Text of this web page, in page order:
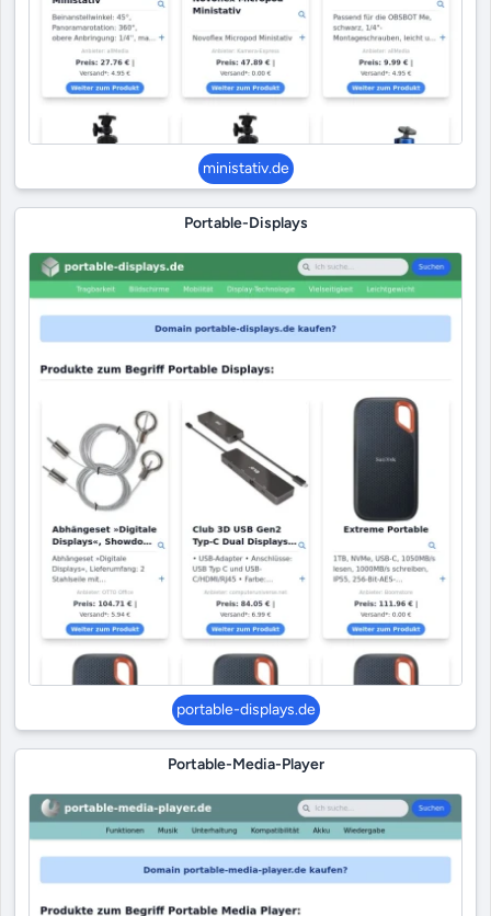
ministativ.de
Portable-Displays
portable-displays.de
Portable-Media-Player